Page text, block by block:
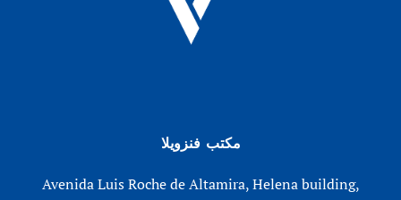
مكتب فنزويلا
Avenida Luis Roche de Altamira, Helena building,